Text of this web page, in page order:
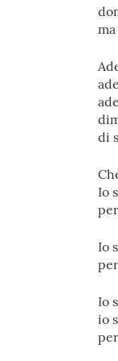
di
Io
Io
Io
io